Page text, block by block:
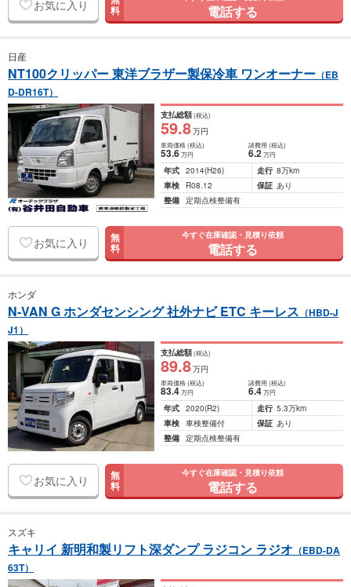
お気に入り 料 電話する
日産
NT100クリッパー 東洋ブラザー製保冷車 ワンオーナー （EB
D-DR16T）
支払総額(税込)
59.8万円
車両価格(税込)
53.6万円
諸費用 (税込)
6.2 万円
年式 2014(H26) 走行 8万km
車検
R08.12 保証 あり
整備 定期点検整備有
お気に入り 無
料
今すぐ在庫確認・見積り依頼
電話する
ホンダ
N-VAN G ホンダセンシング 社外ナビ ETC キーレス （HBD-J
J1）
支払総額(税込)
89.8万円
車両価格(税込)
83.4万円
諸費用 (税込)
6.4 万円
年式 2020(R2) 走行 5.3万km
車検 車検整備付 保証 あり
整備 定期点検整備有
お気に入り 無
料
今すぐ在庫確認・見積り依頼
電話する
スズキ
キャリイ 新明和製リフト深ダンプ ラジコン ラジオ （EBD-DA
63T）